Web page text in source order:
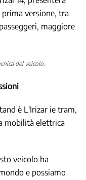
versione, tra
maggiore
del veicolo.
è L'Irizar ie tram,
mobilità elettrica
veicolo ha
e possiamo